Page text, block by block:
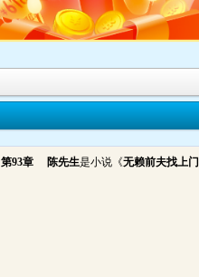
第93章 陈先生是小说《无赖前夫找上门